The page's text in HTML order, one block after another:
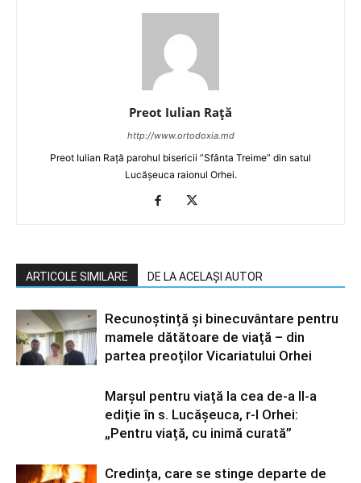
Preot Iulian Raţă
http://www.ortodoxia.md
Preot Iulian Rață parohul bisericii ”Sfânta Treime” din satul
Lucășeuca raionul Orhei.
ARTICOLE SIMILARE DE LA ACELAȘI AUTOR
Recunoștință și binecuvântare pentru
mamele dătătoare de viață – din
partea preoților Vicariatului Orhei
Marșul pentru viață la cea de-a II-a
ediție în s. Lucășeuca, r-l Orhei:
„Pentru viață, cu inimă curată”
Credința, care se stinge departe de